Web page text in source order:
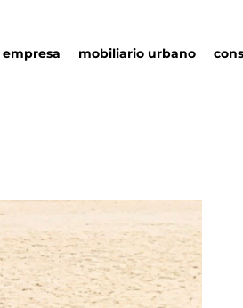
empresa
sostenibilidad
mobiliario urbano
detalles urbanos
catálogo